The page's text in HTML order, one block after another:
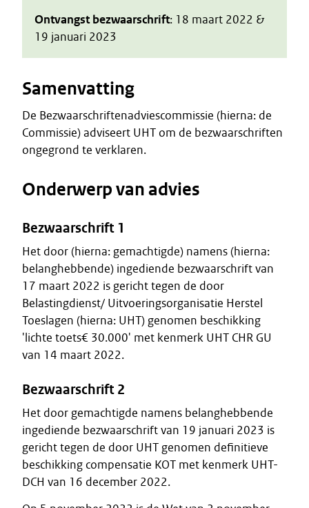
Ontvangst bezwaarschrift: 18 maart 2022 &
19 januari 2023
Samenvatting
De Bezwaarschriftenadviescommissie (hierna: de
Commissie) adviseert UHT om de bezwaarschriften
ongegrond te verklaren.
Onderwerp van advies
Bezwaarschrift 1
Het door (hierna: gemachtigde) namens (hierna:
belanghebbende) ingediende bezwaarschrift van
17 maart 2022 is gericht tegen de door
Belastingdienst/ Uitvoeringsorganisatie Herstel
Toeslagen (hierna: UHT) genomen beschikking
'lichte toets€ 30.000' met kenmerk UHT CHR GU
van 14 maart 2022.
Bezwaarschrift 2
Het door gemachtigde namens belanghebbende
ingediende bezwaarschrift van 19 januari 2023 is
gericht tegen de door UHT genomen definitieve
beschikking compensatie KOT met kenmerk UHT-
DCH van 16 december 2022.